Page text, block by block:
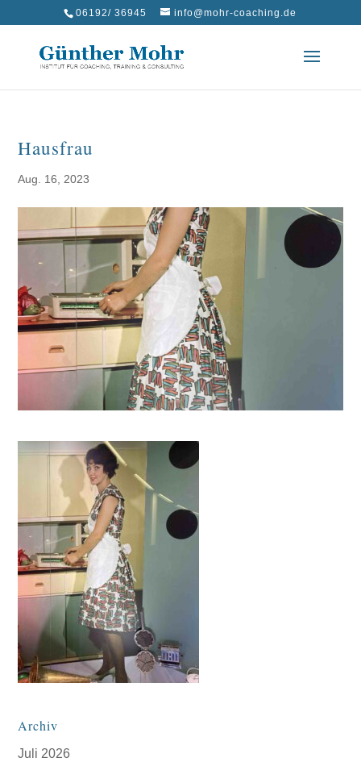
06192/ 36945 info@mohr-coaching.de
Hausfrau
Aug. 16, 2023
Archiv
Juli 2026